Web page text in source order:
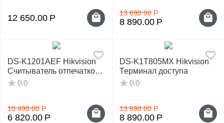
12 650.00 Р 13 690.00 Р
8 890.00 Р
DS-K1201AEF Hikvision
Считыватель отпечатков
пальцев и EM карт
0.0
10 490.00 Р
6 820.00 Р
DS-K1T805MX Hikvision
Терминал доступа
0.0
13 690.00 Р
8 890.00 Р